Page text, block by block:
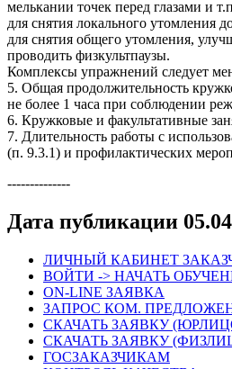
мелькании точек перед глазами и
для снятия локального утомления
для снятия общего утомления,
проводить физкультпаузы.
Комплексы упражнений следует
5. Общая продолжительность
не более 1 часа при соблюдении
6. Кружковые и факультативные
7. Длительность работы с
(п. 9.3.1) и профилактических
--------------
Дата публикации
ЛИЧНЫЙ КАБИНЕТ
ВОЙТИ -> НАЧАТЬ
ON-LINE ЗАЯВКА
ЗАПРОС КОМ.
СКАЧАТЬ ЗАЯВКУ
СКАЧАТЬ ЗАЯВКУ
ГОСЗАКАЗЧИКАМ